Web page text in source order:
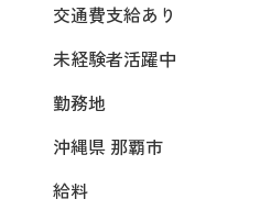
交通費支給あり
未経験者活躍中
勤務地
沖縄県 那覇市
給料